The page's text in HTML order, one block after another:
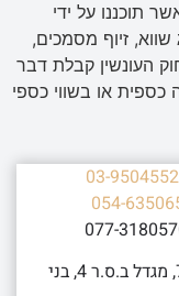
תוכננו על ידי
זיוף מסמכים,
העונשין קבלת דבר
או בשווי כספי
03-9504552
054-
מצדה 7, מגדל ב.ס.ר 4, בני